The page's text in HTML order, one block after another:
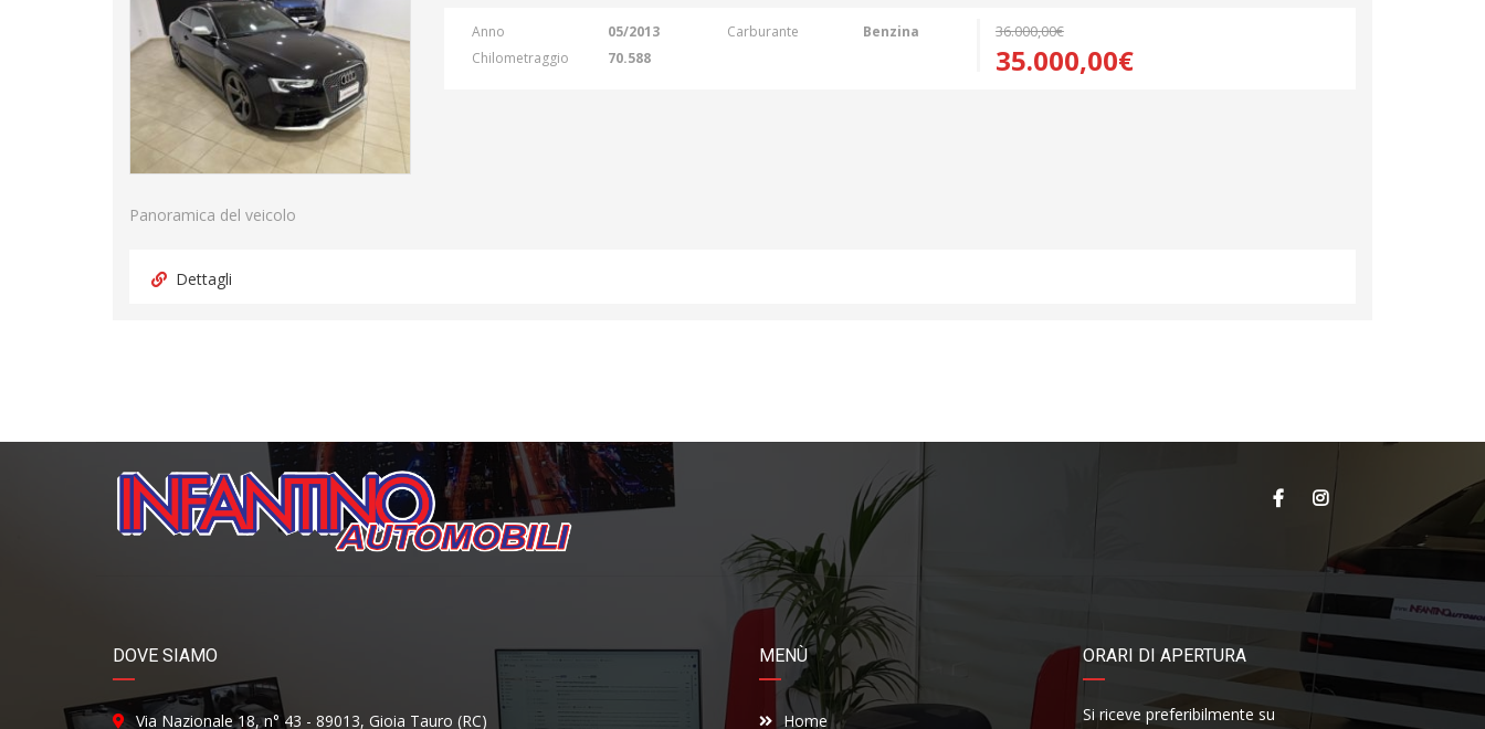
Anno
05/2013
Chilometraggio
70.588
Carburante Benzina 36.000,00€
35.000,00€
Panoramica del veicolo
Dettagli
DOVE SIAMO
Via Nazionale 18, n° 43 - 89013, Gioia Tauro (RC)
MENÙ
Home
ORARI DI APERTURA
Si riceve preferibilmente su